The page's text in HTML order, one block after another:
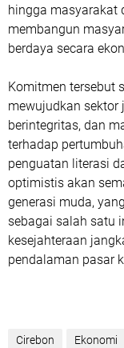
hingga masyarakat
membangun
berdaya secara
Komitmen tersebut
mewujudkan sektor
berintegritas, dan
terhadap
penguatan literasi
optimistis akan
generasi muda,
sebagai salah satu
kesejahteraan
pendalaman pasar
Cirebon Ekonomi